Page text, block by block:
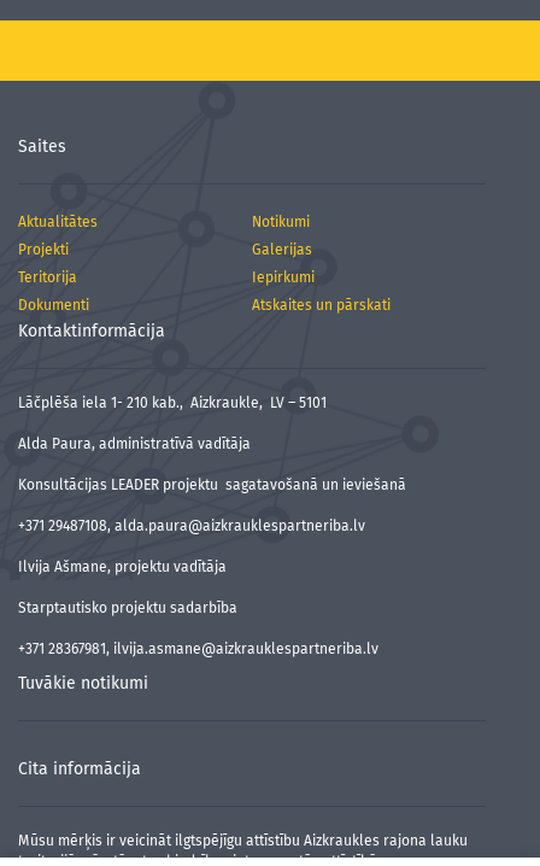
Saites
Aktualitātes
Notikumi
Projekti
Galerijas
Teritorija
Iepirkumi
Dokumenti
Atskaites un pārskati
Kontaktinformācija
Lāčplēša iela 1- 210 kab., Aizkraukle, LV – 5101
Alda Paura, administratīvā vadītāja
Konsultācijas LEADER projektu sagatavošanā un ieviešanā
+371 29487108, alda.paura@aizkrauklespartneriba.lv
Ilvija Ašmane, projektu vadītāja
Starptautisko projektu sadarbība
+371 28367981, ilvija.asmane@aizkrauklespartneriba.lv
Tuvākie notikumi
Cita informācija
Mūsu mērķis ir veicināt ilgtspējīgu attīstību Aizkraukles rajona lauku
teritorijā, pārstāvot sabiedrības intereses tās attīstībā.